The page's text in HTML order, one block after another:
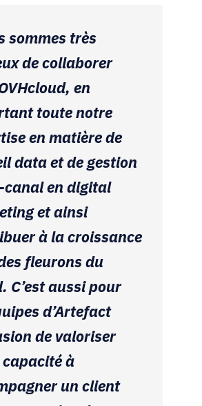
sommes très
de collaborer
en
toute notre
en matière de
data et de gestion
en digital
et ainsi
à la croissance
fleurons du
C’est aussi pour
d’Artefact
de valoriser
à
un client